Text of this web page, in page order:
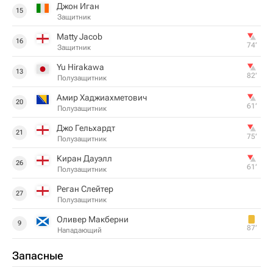
15 Джон Иган
Защитник
16 Matty Jacob
Защитник 74‎’‎
13 Yu Hirakawa
Полузащитник 82‎’‎
20 Амир Хаджиахметович
Полузащитник 61‎’‎
21 Джо Гельхардт
Полузащитник 75‎’‎
26 Киран Дауэлл
Полузащитник 61‎’‎
27 Реган Слейтер
Полузащитник
9 Оливер Макберни
Нападающий 87‎’‎
Запасные